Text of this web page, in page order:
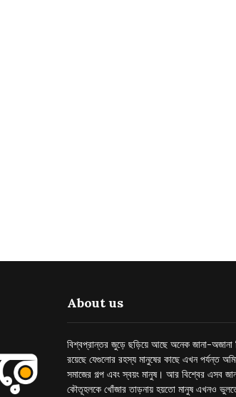
About us
বিশ্বপ্রান্তর জুড়ে ছড়িয়ে আছে অনেক জানা-
রয়েছে যেগুলোর রহস্য মানুষের কাছে এখন পর্যন্ত
সমাজের গল্প এবং স্বয়ং মানুষ। আর বিশ্বের এসব
কৌতূহলকে খোঁজার তাড়নায় হয়তো মানুষ এখনও